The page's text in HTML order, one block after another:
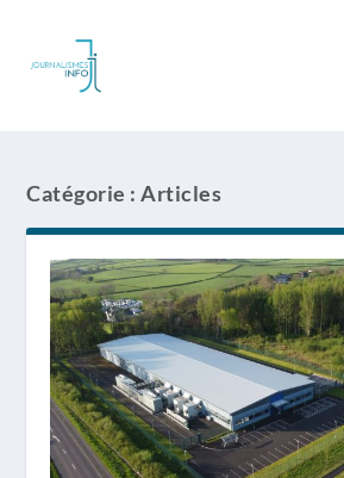
Catégorie :Articles